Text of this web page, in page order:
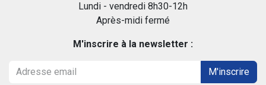
Lundi - vendredi 8h30-12h
Après-midi fermé
M'inscrire à la newsletter :
M'inscrire